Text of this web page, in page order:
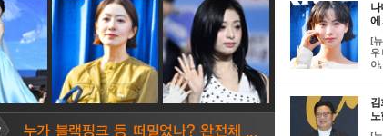
나
에
[
우
아,
김
노